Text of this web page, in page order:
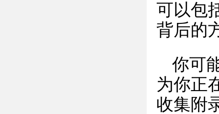
可以包
背后的
你可
为你正
收集附